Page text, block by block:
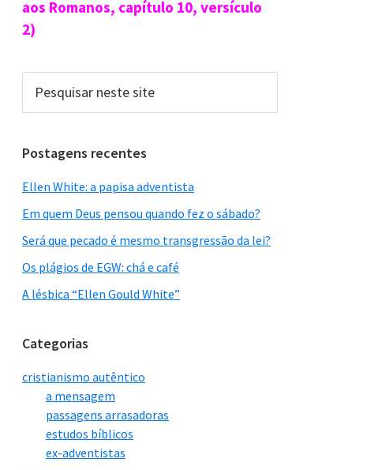
aos Romanos, capítulo 10, versículo
2)
neste
site
Postagens recentes
Ellen White: a papisa adventista
Em quem Deus pensou quando fez o sábado?
Será que pecado é mesmo transgressão da lei?
Os plágios de EGW: chá e café
A lésbica “Ellen Gould White”
Categorias
cristianismo autêntico
a mensagem
passagens arrasadoras
estudos bíblicos
ex-adventistas